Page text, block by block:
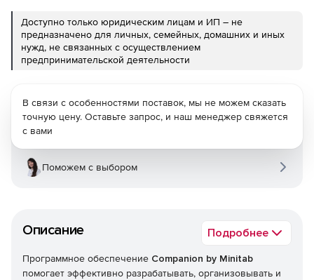
Доступно только юридическим лицам и ИП – не
предназначено для личных, семейных, домашних и иных
нужд, не связанных с осуществлением
предпринимательской деятельности
Описание Подробнее
Программное обеспечение Companion by Minitab
помогает эффективно разрабатывать, организовывать и
В связи с особенностями поставок, мы не можем сказать
точную цену. Оставьте запрос, и наш менеджер свяжется
с вами
Поможем с выбором